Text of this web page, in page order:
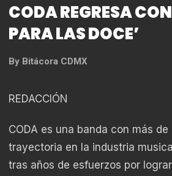
CODA REGRESA
PARA LAS DOCE’
By Bitácora CDMX
REDACCIÓN
CODA es una banda con más
trayectoria en la industria
tras años de esfuerzos por